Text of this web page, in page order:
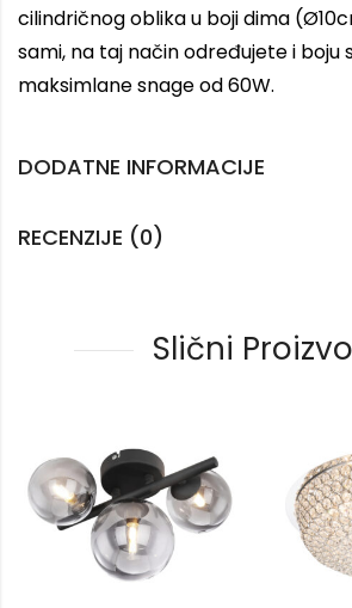
cilindričnog oblika u boji dima
sami, na taj način određujete i boju
maksimlane snage od 60W.
DODATNE INFORMACIJE
RECENZIJE (0)
Slični